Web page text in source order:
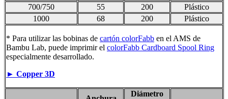
700/750
55 200
Plástico
1000
68 200 Plástico
* Para utilizar las bobinas de cartón colorFabb en el AMS de
Bambu Lab, puede imprimir el colorFabb Cardboard Spool Ring
especialmente desarrollado.
► Copper 3D
Diámetro